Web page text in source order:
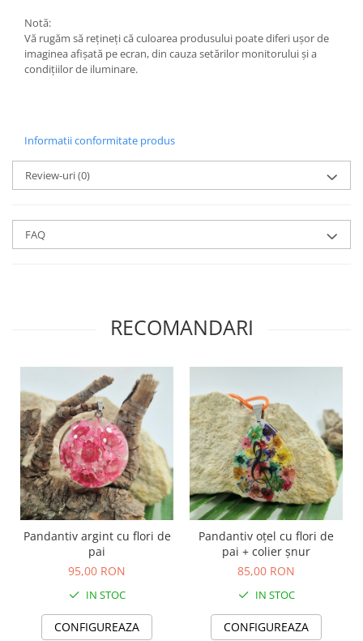
alimente
Șervețel ecologic pentru sandiș
Săculeț pentru ronțăieli
Suport pentru tacâmuri de
călătorie
Sac reutilizabil pentru fructe și
Card cadou
Accesorii tricotate
TOATE Produsele Zero Waste
Notă:
Vă rugăm să rețineți că culoarea produsului poate diferi ușor de
imaginea afișată pe ecran, din cauza setărilor monitorului și a
condițiilor de iluminare.
Informatii conformitate produs
Review-uri(0)
FAQ
RECOMANDARI
Pandantiv argint cu flori de
pai
95,00 RON
IN STOC
CONFIGUREAZA
Pandantiv oțel cu flori de
pai + colier șnur
85,00 RON
IN STOC
CONFIGUREAZA